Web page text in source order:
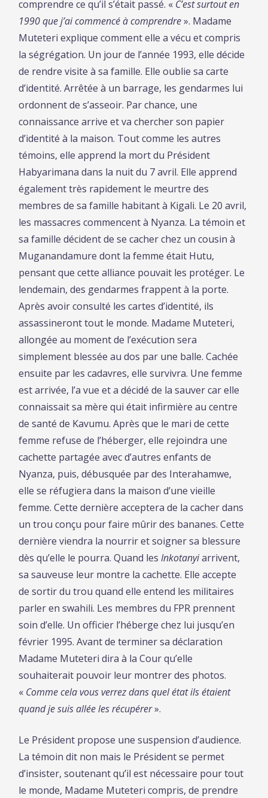
comprendre ce qu’il s’était passé. « C’est surtout en
1990 que j’ai commencé à comprendre». Madame
Muteteri explique comment elle a vécu et compris
la ségrégation. Un jour de l’année 1993, elle décide
de rendre visite à sa famille. Elle oublie sa carte
d’identité. Arrêtée à un barrage, les gendarmes lui
ordonnent de s’asseoir. Par chance, une
connaissance arrive et va chercher son papier
d’identité à la maison. Tout comme les autres
témoins, elle apprend la mort du Président
Habyarimana dans la nuit du 7 avril. Elle apprend
également très rapidement le meurtre des
membres de sa famille habitant à Kigali. Le 20 avril,
les massacres commencent à Nyanza. La témoin et
sa famille décident de se cacher chez un cousin à
Muganandamure dont la femme était Hutu,
pensant que cette alliance pouvait les protéger. Le
lendemain, des gendarmes frappent à la porte.
Après avoir consulté les cartes d’identité, ils
assassineront tout le monde. Madame Muteteri,
allongée au moment de l’exécution sera
simplement blessée au dos par une balle. Cachée
ensuite par les cadavres, elle survivra. Une femme
est arrivée, l’a vue et a décidé de la sauver car elle
connaissait sa mère qui était infirmière au centre
de santé de Kavumu. Après que le mari de cette
femme refuse de l’héberger, elle rejoindra une
cachette partagée avec d’autres enfants de
Nyanza, puis, débusquée par des Interahamwe,
elle se réfugiera dans la maison d’une vieille
femme. Cette dernière acceptera de la cacher dans
un trou conçu pour faire mûrir des bananes. Cette
dernière viendra la nourrir et soigner sa blessure
dès qu’elle le pourra. Quand lesInkotanyiarrivent,
sa sauveuse leur montre la cachette. Elle accepte
de sortir du trou quand elle entend les militaires
parler en swahili. Les membres du FPR prennent
soin d’elle. Un officier l’héberge chez lui jusqu’en
février 1995. Avant de terminer sa déclaration
Madame Muteteri dira à la Cour qu’elle
souhaiterait pouvoir leur montrer des photos.
« Comme cela vous verrez dans quel état ils étaient
quand je suis allée les récupérer».
Le Président propose une suspension d’audience.
La témoin dit non mais le Président se permet
d’insister, soutenant qu’il est nécessaire pour tout
le monde, Madame Muteteri compris, de prendre